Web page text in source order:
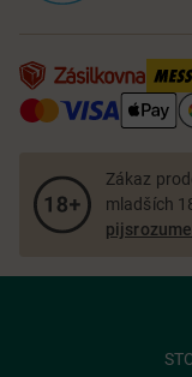
Zákaz
mladších